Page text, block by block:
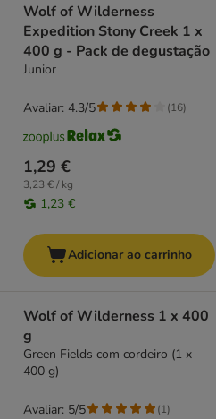
Wolf of Wilderness
Expedition Stony Creek 1 x
400 g - Pack de degustação
Junior
1,29 €
3,23 € / kg
1,23 €
Avaliar: 4.3/5 (16)
Adicionar ao carrinho
Wolf of Wilderness 1 x 400
g
Green Fields com cordeiro (1 x
400 g)
Avaliar: 5/5 (1)